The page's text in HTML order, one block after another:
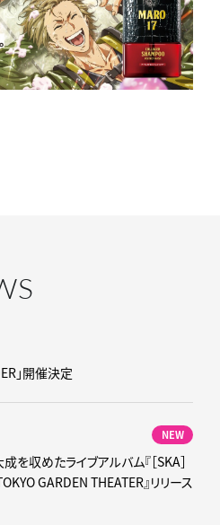
」開催決定
NEW
収めたライブアルバム『［SKA］
GARDEN THEATER』リリース